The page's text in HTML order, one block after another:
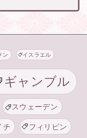
ン イスラエル
ギャンブル
スウェーデン
チ フィリピン